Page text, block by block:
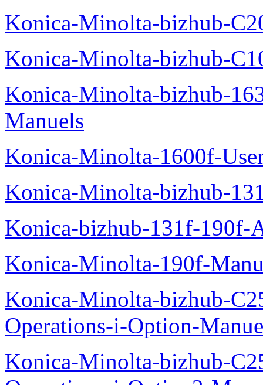
Konica-Minolta-bizhub-
Konica-Minolta-bizhub-
Konica-Minolta-bizhub-
Manuels
Konica-Minolta-1600f-
Konica-Minolta-bizhub-
Konica-bizhub-131f-190f-
Konica-Minolta-190f-
Konica-Minolta-bizhub-
Operations-i-Option-
Konica-Minolta-bizhub-